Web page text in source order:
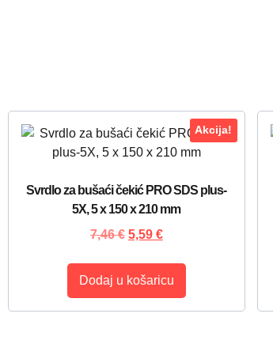
Akcija!
Svrdlo za bušaći čekić PRO SDS plus-
5X, 5 x 150 x 210 mm
7,46€ 5,59 €
Dodaj u košaricu